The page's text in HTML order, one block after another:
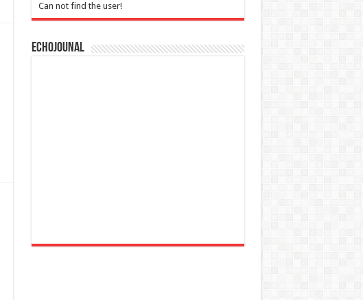
Can not find the user!
Echojounal